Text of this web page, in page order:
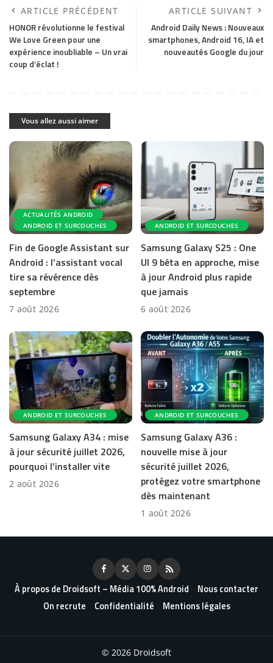
ARTICLE PRÉCÉDENT
HONOR révolutionne le festival
We Love Green pour une
expérience inoubliable – Un vrai
coup d’éclat !
ARTICLE SUIVANT
Android Daily News : Nouveaux
smartphones, Android 16, IA et
nouveautés Google du jour
Vous allez aussi aimer
ACTUALITÉS ANDROID
ANDROID ET SURCOUCHES
Fin de Google Assistant sur
Android : l’assistant vocal
tire sa révérence dès
septembre
7 août 2026
ANDROID ET SURCOUCHES
Samsung Galaxy S25 : One
UI 9 bêta en approche, mise
à jour Android plus rapide
que jamais
6 août 2026
ANDROID ET SURCOUCHES
Samsung Galaxy A34 : mise
à jour sécurité juillet 2026,
pourquoi l’installer vite
2 août 2026
ANDROID ET SURCOUCHES
Samsung Galaxy A36 :
nouvelle mise à jour
sécurité juillet 2026,
protégez votre smartphone
dès maintenant
1 août 2026
À propos de Droidsoft – Média 100% Android
Nous contacter
On recrute
Confidentialité Mentions légales
© 2026 Droidsoft